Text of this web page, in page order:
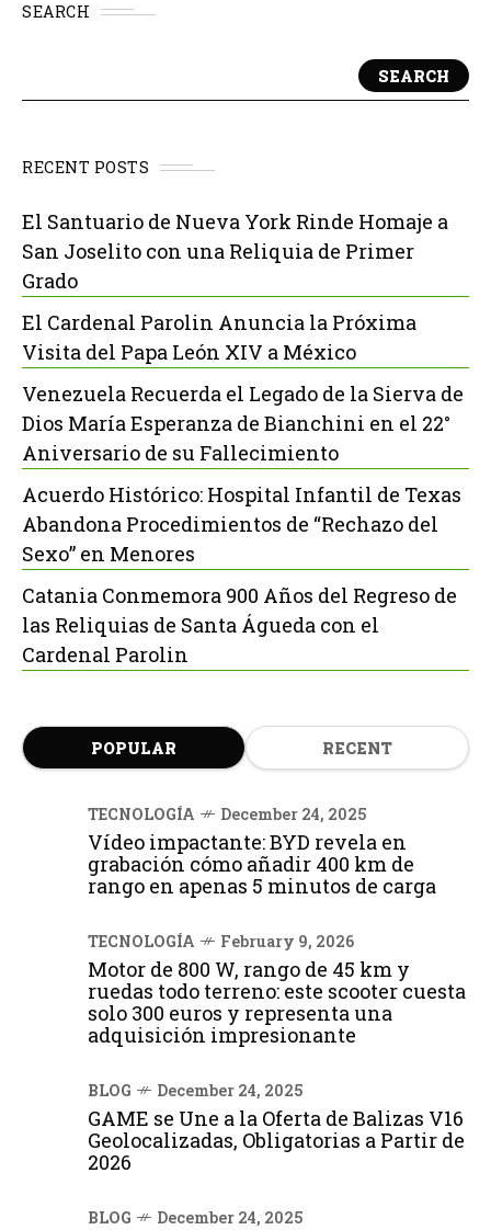
SEARCH
SEARCH
RECENT POSTS
El Santuario de Nueva York Rinde Homaje a
San Joselito con una Reliquia de Primer
Grado
El Cardenal Parolin Anuncia la Próxima
Visita del Papa León XIV a México
Venezuela Recuerda el Legado de la Sierva de
Dios María Esperanza de Bianchini en el 22°
Aniversario de su Fallecimiento
Acuerdo Histórico: Hospital Infantil de Texas
Abandona Procedimientos de “Rechazo del
Sexo” en Menores
Catania Conmemora 900 Años del Regreso de
las Reliquias de Santa Águeda con el
Cardenal Parolin
POPULAR RECENT
TECNOLOGÍA December 24, 2025
Vídeo impactante: BYD revela en
grabación cómo añadir 400 km de
rango en apenas 5 minutos de carga
TECNOLOGÍA February 9, 2026
Motor de 800 W, rango de 45 km y
ruedas todo terreno: este scooter cuesta
solo 300 euros y representa una
adquisición impresionante
BLOG December 24, 2025
GAME se Une a la Oferta de Balizas V16
Geolocalizadas, Obligatorias a Partir de
2026
BLOG December 24, 2025